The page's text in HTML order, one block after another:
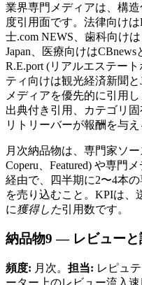
業界専門メディアは、構
度引用面です。法律向け
士.com NEWS、歯科向け
Japan、医療向けは
R.E.port (リアルエステー
ティ向けは観光経済新聞
メディアを優先的に引用
出典付き引用、カテゴリ
リトリーバーが報酬を与え
月次納品物は、専門家ソ
Coperu、Featured) や専門
経由で、四半期に2〜4本
を売り込むこと。KPIは、
に獲得した引用数です。
納品物9 — レビューと
頻度: 月次。 担当: レピュ
ーター上のレビュー流入速